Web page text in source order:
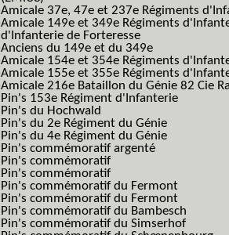
Amicale 37e, 47e et 237e Régiments
Amicale 149e et 349e Régiments
d'Infanterie de Forteresse
Anciens du 149e et du 349e
Amicale 154e et 354e Régiments
Amicale 155e et 355e Régiments
Amicale 216e Bataillon du Génie 82 Cie
Pin's 153e Régiment d'Infanterie
Pin's du Hochwald
Pin's du 2e Régiment du Génie
Pin's du 4e Régiment du Génie
Pin's commémoratif argenté
Pin's commémoratif
Pin's commémoratif
Pin's commémoratif du Fermont
Pin's commémoratif du Fermont
Pin's commémoratif du Bambesch
Pin's commémoratif du Simserhof